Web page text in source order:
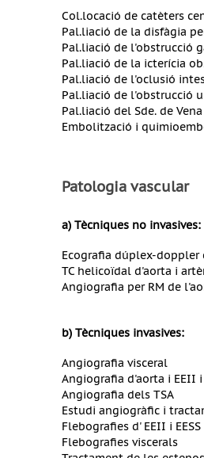
Col.locació de catèters
Pal.liació de la disfàgia
Pal.liació de l'obstrucció
Pal.liació de la icterícia
Pal.liació de l'oclusió
Pal.liació de l'obstrucció
Pal.liació del Sde. de
Embolització i
Patologia vascular
a) Tècniques no invasives:
Ecografia dúplex-doppler
TC helicoïdal d'aorta i
Angiografia per RM de
b) Tècniques invasives:
Angiografia visceral
Angiografia d'aorta i EEII i
Angiografia dels TSA
Estudi angiogràfic i
Flebografies d' EEII i EESS
Flebografies viscerals